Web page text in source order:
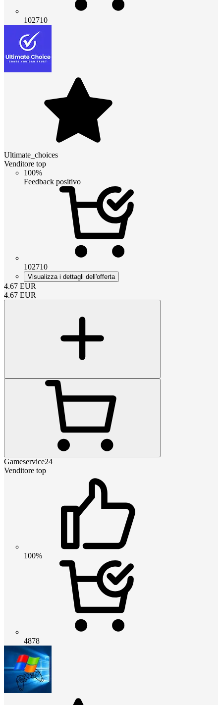
102710
Ultimate_choices
Venditore top
100%
Feedback positivo
102710
Visualizza i dettagli dell'offerta
4.67 EUR
4.67 EUR
Gameservice24
Venditore top
100%
4878